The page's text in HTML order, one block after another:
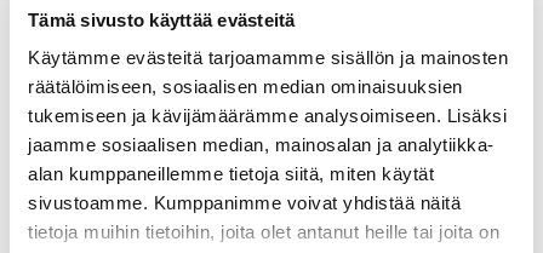
Tämä sivusto käyttää evästeitä
Käytämme evästeitä tarjoamamme sisällön ja mainosten
räätälöimiseen, sosiaalisen median ominaisuuksien
tukemiseen ja kävijämäärämme analysoimiseen. Lisäksi
jaamme sosiaalisen median, mainosalan ja analytiikka-
alan kumppaneillemme tietoja siitä, miten käytät
sivustoamme. Kumppanimme voivat yhdistää näitä
tietoja muihin tietoihin, joita olet antanut heille tai joita on
vahvistettu sähköisten kanavien avulla. Jatkeen
www-sivuja on tuettu kohteen omalla ns.
laskeutumissivulla (tutustu osoitteesta
https://www.tammelanpuistokatu.fi/
) ja lisäksi
on tehty tehokasta facebook-kampanjointia sekä
google-mainontaa. Kaupungin keskustassa
sijaitsevassa kohteessa on hyödynnetty näkyvästi